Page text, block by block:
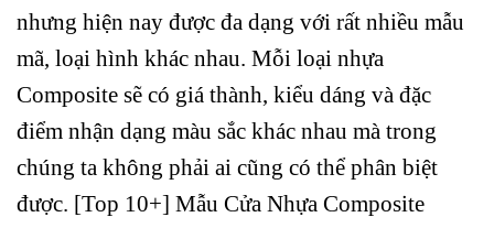
nhưng hiện nay được đa dạng với rất nhiều mẫu
mã, loại hình khác nhau. Mỗi loại nhựa
Composite sẽ có giá thành, kiểu dáng và đặc
điểm nhận dạng màu sắc khác nhau mà trong
chúng ta không phải ai cũng có thể phân biệt
được. [Top 10+] Mẫu Cửa Nhựa Composite